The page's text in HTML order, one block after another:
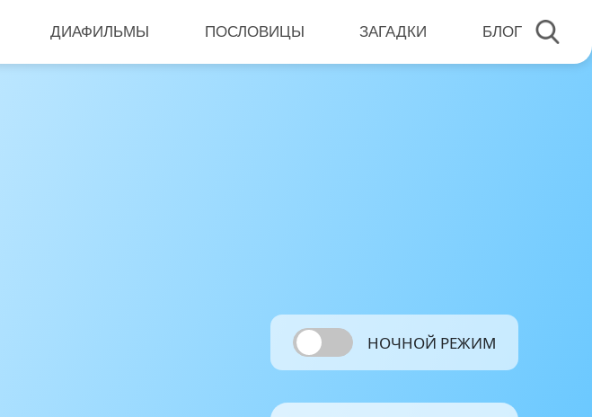
ДИАФИЛЬМЫ ПОСЛОВИЦЫ ЗАГАДКИ БЛОГ
НОЧНОЙ РЕЖИМ